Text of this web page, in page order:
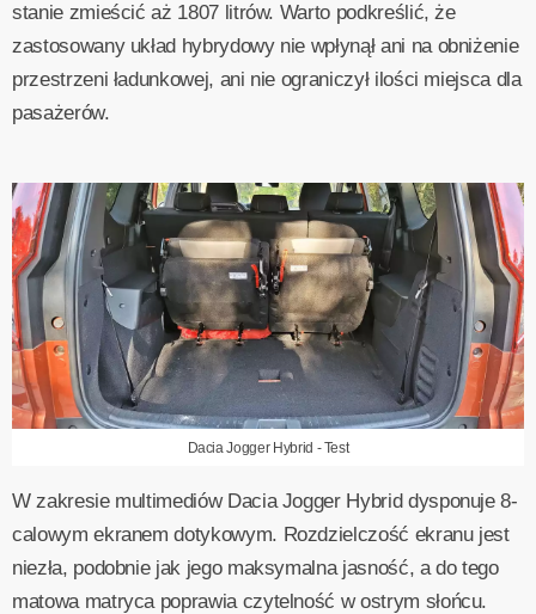
stanie zmieścić aż 1807 litrów. Warto podkreślić, że
zastosowany układ hybrydowy nie wpłynął ani na obniżenie
przestrzeni ładunkowej, ani nie ograniczył ilości miejsca dla
pasażerów.
Dacia Jogger Hybrid - Test
W zakresie multimediów Dacia Jogger Hybrid dysponuje 8-
calowym ekranem dotykowym. Rozdzielczość ekranu jest
niezła, podobnie jak jego maksymalna jasność, a do tego
matowa matryca poprawia czytelność w ostrym słońcu.